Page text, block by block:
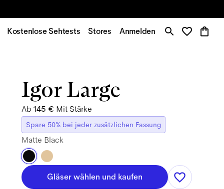
Kostenlose Sehtests Stores Anmelden
Igor Large
Ab 145 € Mit Stärke
Spare 50% bei jeder zusätzlichen Fassung
Matte Black
Gläser wählen und kaufen